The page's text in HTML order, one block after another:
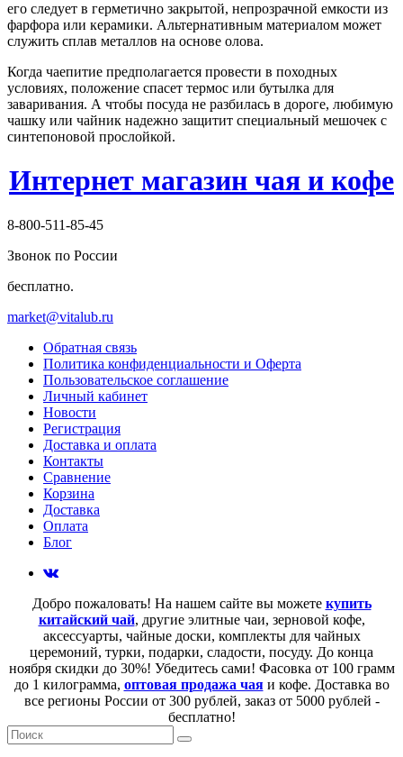
его следует в герметично закрытой, непрозрачной емкости из
фарфора или керамики. Альтернативным материалом может
служить сплав металлов на основе олова.
Когда чаепитие предполагается провести в походных
условиях, положение спасет термос или бутылка для
заваривания. А чтобы посуда не разбилась в дороге, любимую
чашку или чайник надежно защитит специальный мешочек с
синтепоновой прослойкой.
Интернет магазин чая и кофе
8-800-511-85-45
Звонок по России
бесплатно.
market@vitalub.ru
Обратная связь
Политика конфиденциальности и Оферта
Пользовательское соглашение
Личный кабинет
Новости
Регистрация
Доставка и оплата
Контакты
Сравнение
Корзина
Доставка
Оплата
Блог
Добро пожаловать! На нашем сайте вы можете купить
китайский чай, другие элитные чаи, зерновой кофе,
аксессуарты, чайные доски, комплекты для чайных
церемоний, турки, подарки, сладости, посуду. До конца
ноября скидки до 30%! Убедитесь сами! Фасовка от 100 грамм
до 1 килограмма, оптовая продажа чаяи кофе. Доставка во
все регионы России от 300 рублей, заказ от 5000 рублей -
бесплатно!